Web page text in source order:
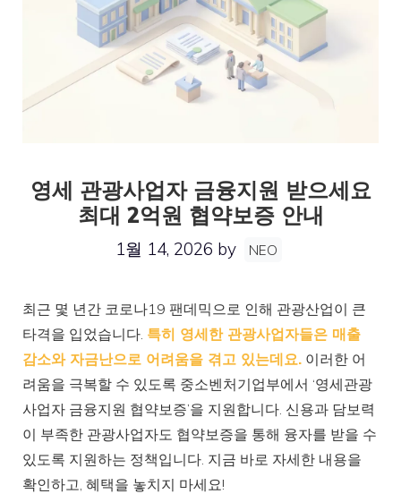
영세 관광사업자 금융지원 받으세요
최대 2억원 협약보증 안내
1월 14, 2026 by NEO
최근 몇 년간 코로나19 팬데믹으로 인해 관광산업이 큰
타격을 입었습니다. 특히 영세한 관광사업자들은 매출
감소와 자금난으로 어려움을 겪고 있는데요. 이러한 어
려움을 극복할 수 있도록 중소벤처기업부에서 ‘영세관광
사업자 금융지원 협약보증’을 지원합니다. 신용과 담보력
이 부족한 관광사업자도 협약보증을 통해 융자를 받을 수
있도록 지원하는 정책입니다. 지금 바로 자세한 내용을
확인하고, 혜택을 놓치지 마세요!